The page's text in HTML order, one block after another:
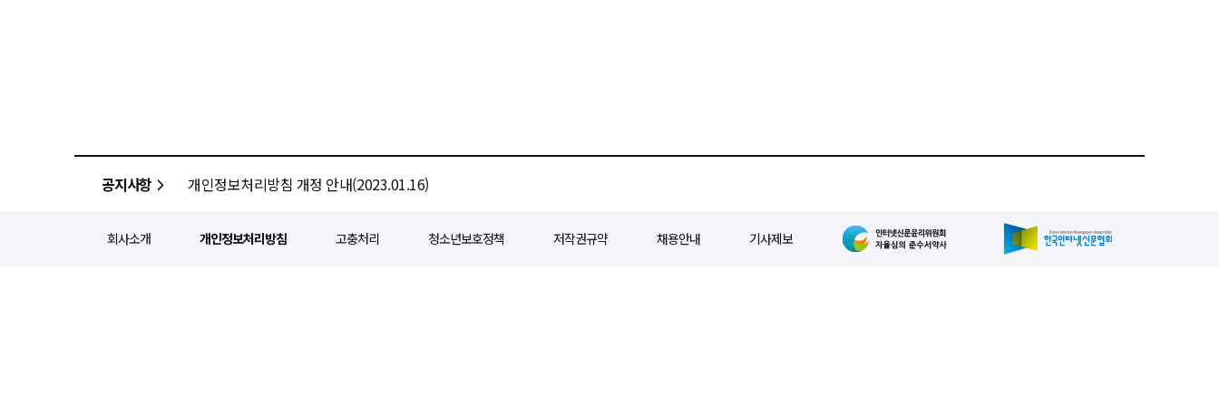
공지사항 개인정보처리방침 개정 안내(2023.01.16)
회사소개 개인정보처리방침 고충처리 청소년보호정책 저작권규약 채용안내 기사제보